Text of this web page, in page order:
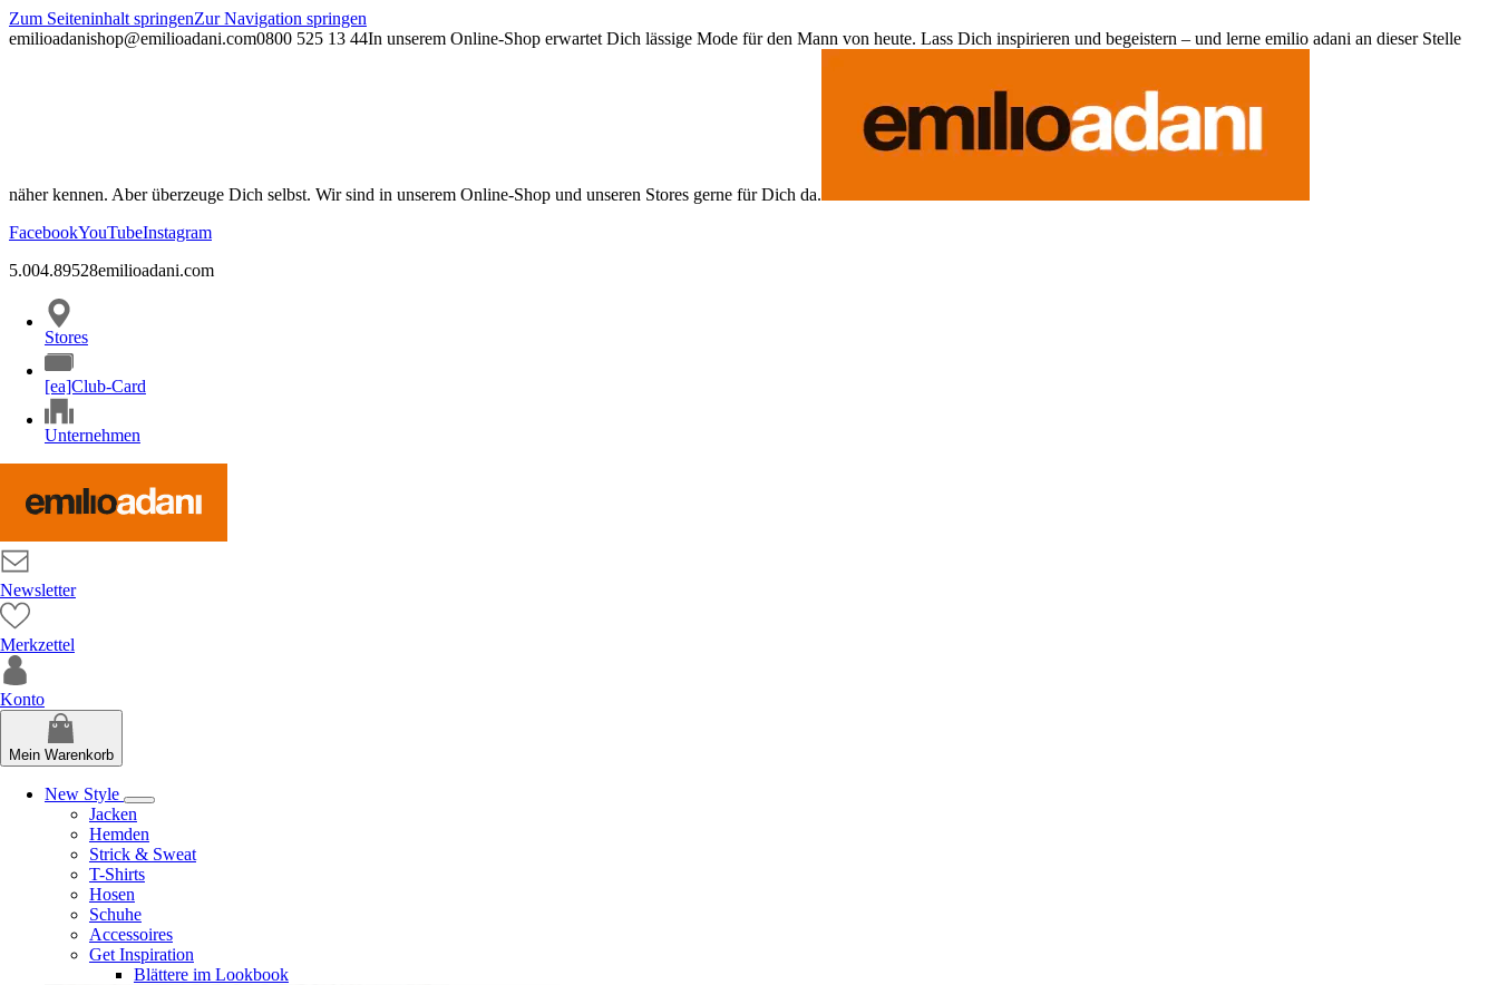
Zum Seiteninhalt springenZur Navigation springen
emilioadanishop@emilioadani.com0800 525 13 44In unserem Online-Shop erwartet Dich lässige Mode für den Mann von heute. Lass Dich inspirieren und begeistern – und lerne emilio adani an dieser Stelle
näher kennen. Aber überzeuge Dich selbst. Wir sind in unserem Online-Shop und unseren Stores gerne für Dich da.
FacebookYouTubeInstagram
5.004.89528emilioadani.com
Stores
[ea]Club-Card
Unternehmen
Newsletter
Merkzettel
Konto
Mein Warenkorb
New Style
Jacken
Hemden
Strick & Sweat
T-Shirts
Hosen
Schuhe
Accessoires
Get Inspiration
Blättere im Lookbook